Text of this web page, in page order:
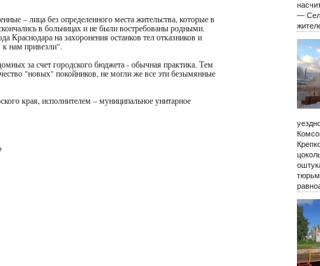
– лица без определенного места жительства, которые в
в больницах и не были востребованы родными.
на захоронения останков тел отказников и
нам привезли".
за счет городского бюджета - обычная практика. Тем
"новых" покойников, не могли же все эти безымянные
края, исполнителем – муниципальное унитарное
—